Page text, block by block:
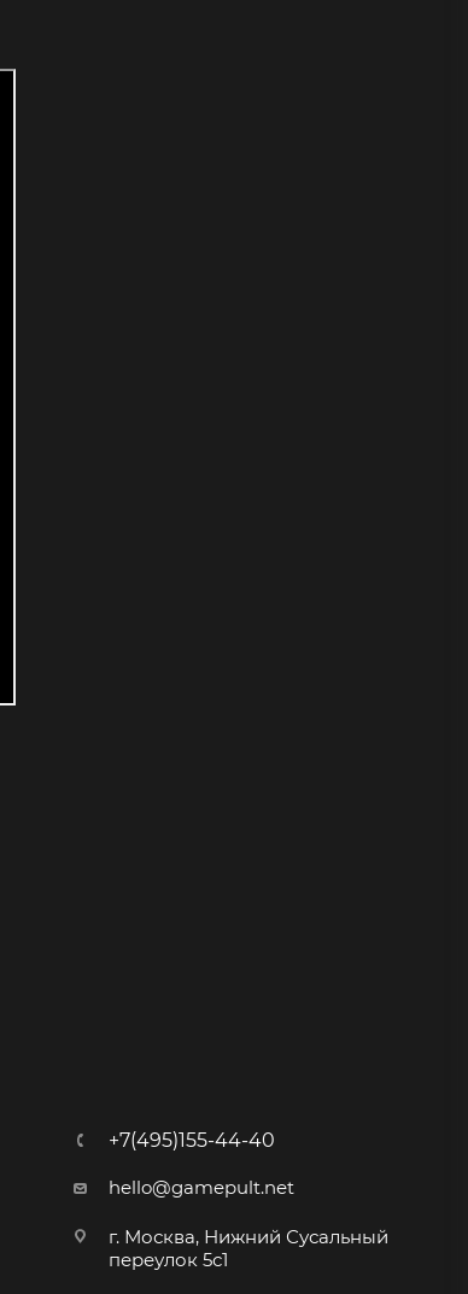
+7(495)155-44-40
hello@gamepult.net
г. Москва, Нижний Сусальный
переулок 5с1